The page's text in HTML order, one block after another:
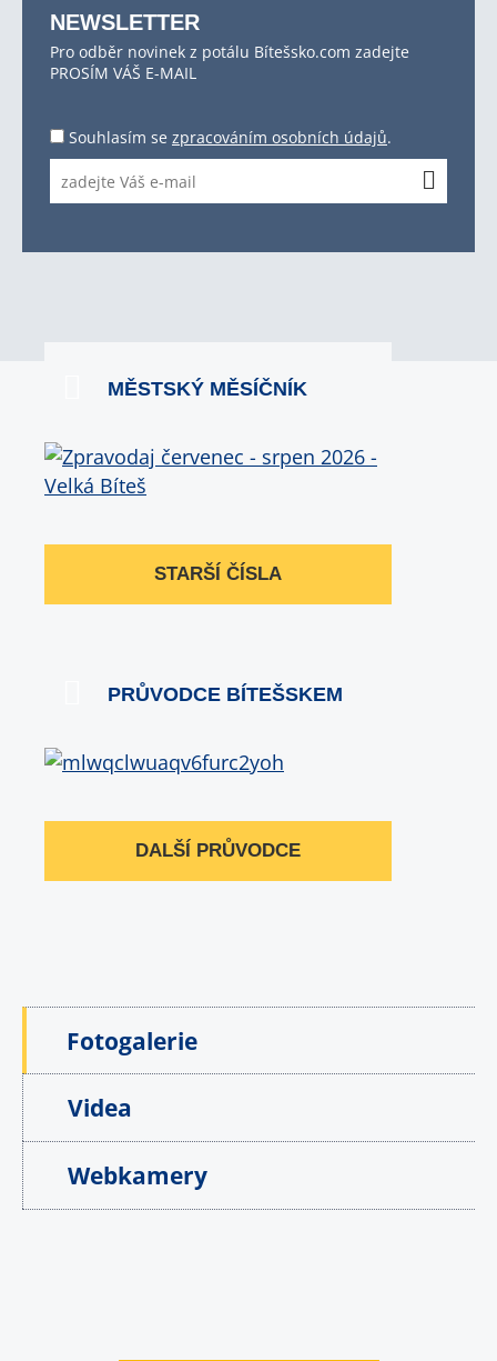
NEWSLETTER
Pro odběr novinek z potálu Bítešsko.com zadejte
PROSÍM VÁŠ E-MAIL
Souhlasím se zpracováním osobních údajů.
MĚSTSKÝ MĚSÍČNÍK
STARŠÍ ČÍSLA
PRŮVODCE BÍTEŠSKEM
DALŠÍ PRŮVODCE
Fotogalerie
Videa
Webkamery